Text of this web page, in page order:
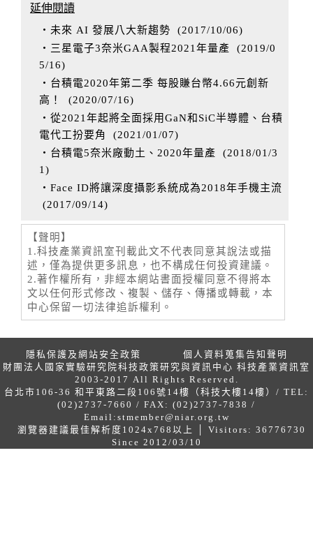
延伸閱讀
‧未來 AI 發展八大新趨勢 (2017/10/06)
‧三星電子3奈米GAA製程2021年量產 (2019/0
5/16)
‧台積電2020年第二季 每股賺台幣4.66元創新
高！
(2020/07/16)
‧從2021年起將全面採用GaN和SiC半導體、台積
電代工扮要角
(2021/01/07)
‧台積電5奈米廠動土、2020年量產 (2018/01/3
1 )
‧Face ID將讓深度攝影系統成為2018年手機主流
(2017/09/14)
【聲明】
1.科技產業資訊室刊載此文不代表同意其說法或描
述，僅為提供更多訊息，也不構成任何投資建議。
2.著作權所有，非經本網站書面授權同意不得將本
文以任何形式修改、複製、儲存、傳播或轉載，本
中心保留一切法律追訴權利。
隱私保護及網站安全政策
個人資料蒐集告知聲明
財團法人國家實驗研究院科技政策研究與資訊中心 科技產業資訊室
2003-2017 All Rights Reserved.
台北市106-36 和平東路二段106號14樓（科技大樓14樓）/ TEL:
(02)2737-7660 / FAX: (02)2737-7838 /
Email: stmember@niar.org.tw
瀏覽器建議最佳解析度1024x768以上 │ Visitors: 36776730
Since 2012/03/10